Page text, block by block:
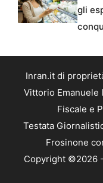
gli
Inran.it di
Vittorio Emanuele
Fiscale e
Testata
Frosinone
Copyright ©2026